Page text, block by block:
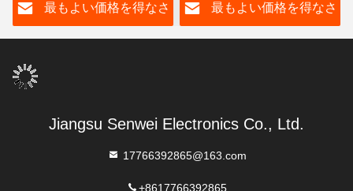
最もよい価格を得なさ
最もよい価格を得なさ
Jiangsu Senwei Electronics Co., Ltd.
17766392865@163.com
+8617766392865